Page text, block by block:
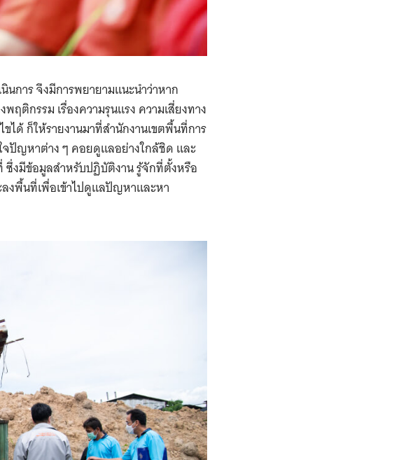
นการ จึงมีการพยายามแนะนำว่าหาก
ฤติกรรม เรื่องความรุนแรง ความเสี่ยงทาง
ได้ ก็ให้รายงานมาที่สำนักงานเขตพื้นที่การ
จปัญหาต่าง ๆ คอยดูแลอย่างใกล้ชิด และ
ซึ่งมีข้อมูลสำหรับปฏิบัติงาน รู้จักที่ตั้งหรือ
งพื้นที่เพื่อเข้าไปดูแลปัญหาและหา